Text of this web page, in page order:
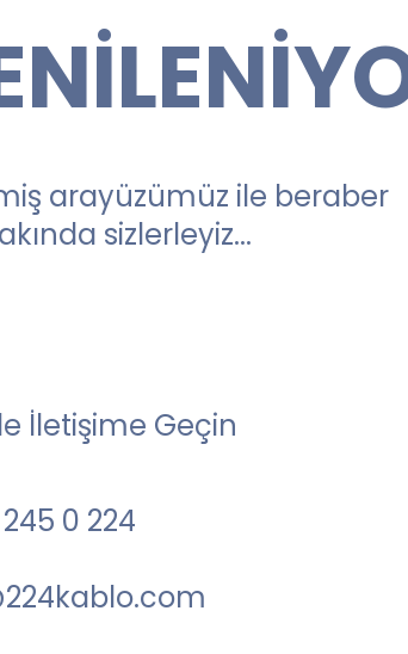
arayüzümüz ile beraber
sizlerleyiz...
İletişime Geçin
0 224